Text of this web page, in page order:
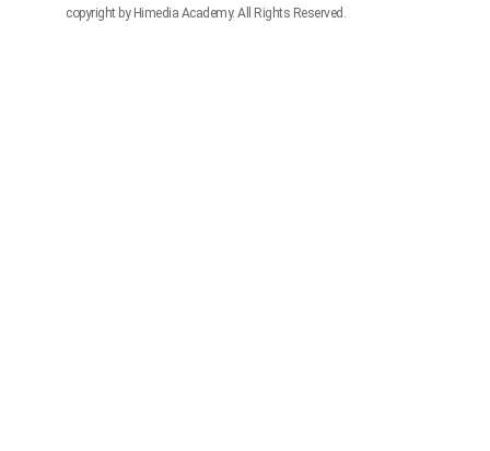
copyright by Himedia Academy. All Rights Reserved.